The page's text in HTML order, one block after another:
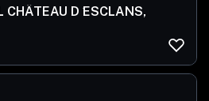
CHÂTEAU D ́ESCLANS,